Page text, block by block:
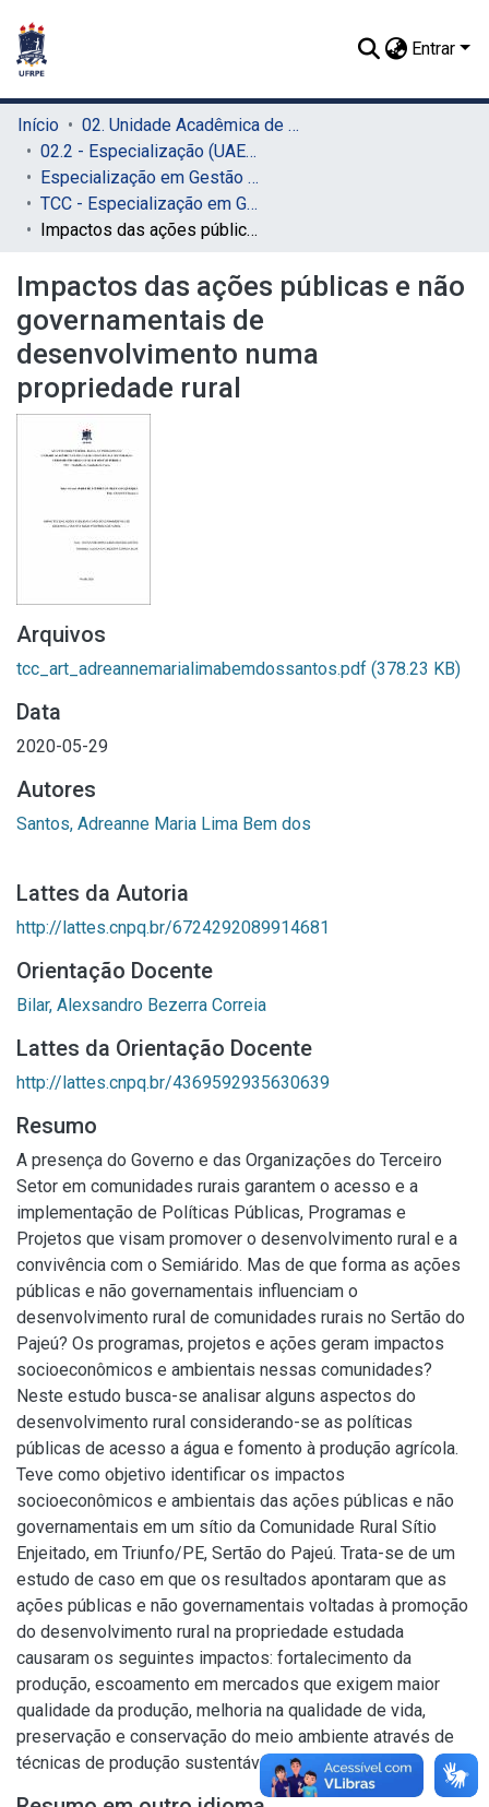
Entrar
Início
02. Unidade Acadêmica de Educação a Distância e Tecnologia (UAEADTec)
02.2 - Especialização (UAEADTec)
Especialização em Gestão Pública (UAEADTec)
TCC - Especialização em Gestão Pública (UAEADTec)
Impactos das ações públicas e não governamentais de desenvolvimento numa propriedade rural
Impactos das ações públicas e não
governamentais de
desenvolvimento numa
propriedade rural
Arquivos
tcc_art_adreannemarialimabemdossantos.pdf (378.23 KB)
Data
2020-05-29
Autores
Santos, Adreanne Maria Lima Bem dos
Lattes da Autoria
http://lattes.cnpq.br/6724292089914681
Orientação Docente
Bilar, Alexsandro Bezerra Correia
Lattes da Orientação Docente
http://lattes.cnpq.br/4369592935630639
Resumo
A presença do Governo e das Organizações do Terceiro
Setor em comunidades rurais garantem o acesso e a
implementação de Políticas Públicas, Programas e
Projetos que visam promover o desenvolvimento rural e a
convivência com o Semiárido. Mas de que forma as ações
públicas e não governamentais influenciam o
desenvolvimento rural de comunidades rurais no Sertão do
Pajeú? Os programas, projetos e ações geram impactos
socioeconômicos e ambientais nessas comunidades?
Neste estudo busca-se analisar alguns aspectos do
desenvolvimento rural considerando-se as políticas
públicas de acesso a água e fomento à produção agrícola.
Teve como objetivo identificar os impactos
socioeconômicos e ambientais das ações públicas e não
governamentais em um sítio da Comunidade Rural Sítio
Enjeitado, em Triunfo/PE, Sertão do Pajeú. Trata-se de um
estudo de caso em que os resultados apontaram que as
ações públicas e não governamentais voltadas à promoção
do desenvolvimento rural na propriedade estudada
causaram os seguintes impactos: fortalecimento da
produção, escoamento em mercados que exigem maior
qualidade da produção, melhoria na qualidade de vida,
preservação e conservação do meio ambiente através de
técnicas de produção sustentável.